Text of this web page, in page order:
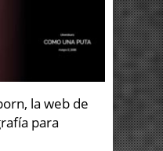
la web de
para